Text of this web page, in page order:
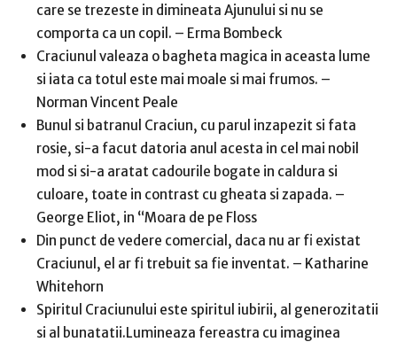
care se trezeste in dimineata Ajunului si nu se
comporta ca un copil. – Erma Bombeck
Craciunul valeaza o bagheta magica in aceasta lume
si iata ca totul este mai moale si mai frumos. –
Norman Vincent Peale
Bunul si batranul Craciun, cu parul inzapezit si fata
rosie, si-a facut datoria anul acesta in cel mai nobil
mod si si-a aratat cadourile bogate in caldura si
culoare, toate in contrast cu gheata si zapada. –
George Eliot, in “Moara de pe Floss
Din punct de vedere comercial, daca nu ar fi existat
Craciunul, el ar fi trebuit sa fie inventat. – Katharine
Whitehorn
Spiritul Craciunului este spiritul iubirii, al generozitatii
si al bunatatii.Lumineaza fereastra cu imaginea